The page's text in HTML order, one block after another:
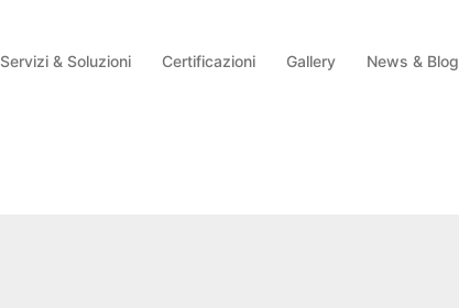
Servizi & Soluzioni Certificazioni Gallery News & Blog